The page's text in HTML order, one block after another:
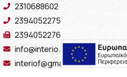
2310688602
2394052275
2394052276
info@interio.gr
interiof@gmail.com